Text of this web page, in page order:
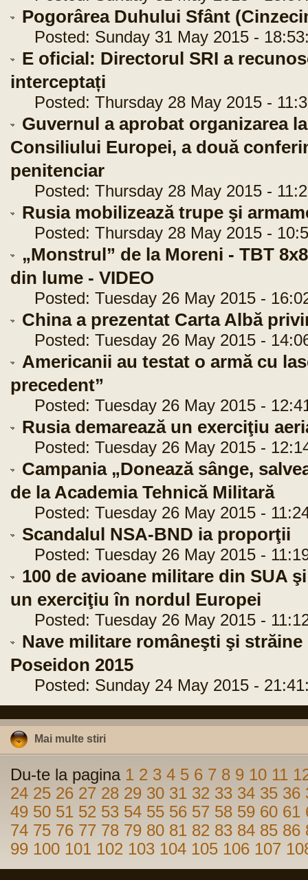
Pogorârea Duhului Sfânt
Posted: Sunday 31 May 2015 -
E oficial: Directorul SRI a
interceptați
Posted: Thursday 28 May 2015 -
Guvernul a aprobat organizarea
Consiliului Europei, a două
penitenciar
Posted: Thursday 28 May 2015 -
Rusia mobilizează trupe şi
Posted: Thursday 28 May 2015 -
„Monstrul” de la Moreni - TBT
din lume - VIDEO
Posted: Tuesday 26 May 2015 -
China a prezentat Carta Albă
Posted: Tuesday 26 May 2015 -
Americanii au testat o armă cu
precedent”
Posted: Tuesday 26 May 2015 -
Rusia demarează un exerciţiu
Posted: Tuesday 26 May 2015 -
Campania „Donează sânge,
de la Academia Tehnică Militară
Posted: Tuesday 26 May 2015 -
Scandalul NSA-BND ia proporţii
Posted: Tuesday 26 May 2015 -
100 de avioane militare din SUA
un exerciţiu în nordul Europei
Posted: Tuesday 26 May 2015 -
Nave militare româneşti şi
Poseidon 2015
Posted: Sunday 24 May 2015 -
Mai multe stiri
Du-te la pagina 1 2 3 4 5 6 7 8 9 10 11
24 25 26 27 28 29 30 31 32 33 34 35 36
49 50 51 52 53 54 55 56 57 58 59 60 61
74 75 76 77 78 79 80 81 82 83 84 85 86
99 100 101 102 103 104 105 106 107